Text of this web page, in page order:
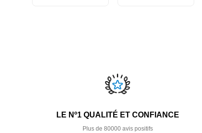
LE Nº1 QUALITÉ ET CONFIANCE
Plus de 80000 avis positifs